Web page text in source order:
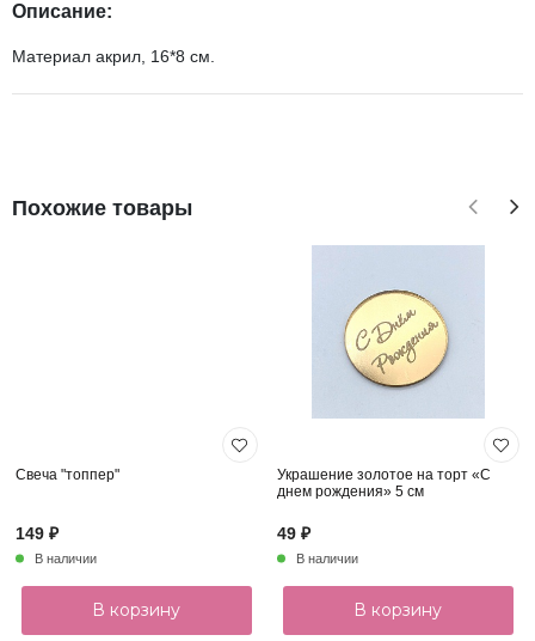
Описание:
Материал акрил, 16*8 см.
Похожие товары
Свеча "топпер"
149 ₽
В наличии
В корзину
Украшение золотое на торт «С
днем рождения» 5 см
49 ₽
В наличии
В корзину